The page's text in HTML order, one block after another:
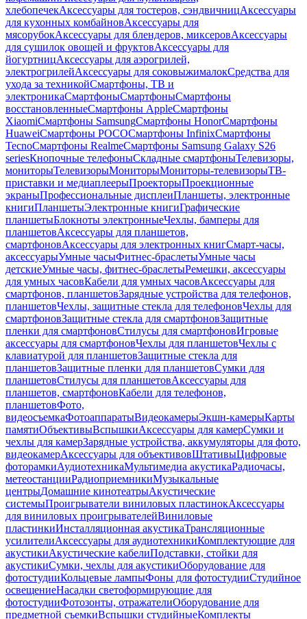
хлебопечекАксессуары для тостеров, сэндвичницАксессуары
для кухонных комбайновАксессуары для
мясорубокАксессуары для блендеров, миксеровАксессуары
для сушилок овощей и фруктовАксессуары для
йогуртницАксессуары для аэрогрилей,
электрогрилейАксессуары для соковыжималокСредства для
ухода за техникойСмартфоны, ТВ и
электроникаСмартфоныСмартфоныСмартфоны
восстановленныеСмартфоны AppleСмартфоны
XiaomiСмартфоны SamsungСмартфоны HonorСмартфоны
HuaweiСмартфоны POCOСмартфоны InfinixСмартфоны
TecnoСмартфоны RealmeСмартфоны Samsung Galaxy S26
seriesКнопочные телефоныСкладные смартфоныТелевизоры,
мониторыТелевизорыМониторыМониторы-телевизорыТВ-
приставки и медиаплеерыПроекторыПроекционные
экраныПрофессиональные дисплеиПланшеты, электронные
книгиПланшетыЭлектронные книгиГрафические
планшетыБлокноты электронныеЧехлы, бамперы для
планшетовАксессуары для планшетов,
смартфоновАксессуары для электронных книгСмарт-часы,
аксессуарыУмные часыФитнес-браслетыУмные часы
детскиеУмные часы, фитнес-браслетыРемешки, аксессуары
для умных часовКабели для умных часовАксессуары для
смартфонов, планшетовЗарядные устройства для телефонов,
планшетовЧехлы, защитные стекла для телефоновЧехлы для
смартфоновЗащитные стекла для смартфоновЗащитные
пленки для смартфоновСтилусы для смартфоновИгровые
аксессуары для смартфоновЧехлы для планшетовЧехлы с
клавиатурой для планшетовЗащитные стекла для
планшетовЗащитные пленки для планшетовСумки для
планшетовСтилусы для планшетовАксессуары для
планшетов, смартфоновКабели для телефонов,
планшетовФото,
видеосъемкаФотоаппаратыВидеокамерыЭкшн-камерыКарты
памятиОбъективыВспышкиАксессуары для камерСумки и
чехлы для камерЗарядные устройства, аккумуляторы для фото,
видеокамерАксессуары для объективовШтативыЦифровые
фоторамкиАудиотехникаМультимедиа акустикаРадиочасы,
метеостанцииРадиоприемникиМузыкальные
центрыДомашние кинотеатрыАкустические
системыПроигрыватели виниловых пластинокАксессуары
для виниловых проигрывателейВиниловые
пластинкиИнсталляционная акустикаТрансляционные
усилителиАксессуары для аудиотехникиКомплектующие для
акустикиАкустические кабелиПодставки, стойки для
акустикиСумки, чехлы для акустикиОборудование для
фотостудииКольцевые лампыФоны для фотостудииСтудийное
освещениеНасадки светоформирующие для
фотостудииФотозонты, отражателиОборудование для
предметной съемкиВспышки студийныеКомплекты